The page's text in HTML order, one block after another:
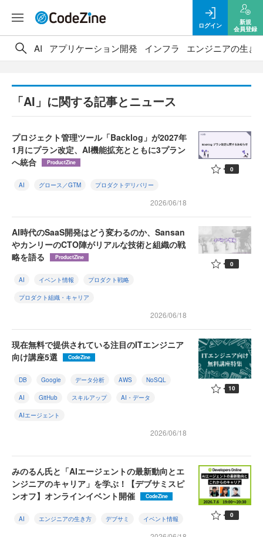
ログイン
新規
会員登録
AI アプリケーション開発 インフラ エンジニアの生き
「AI」に関する記事とニュース
プロジェクト管理ツール「Backlog」が2027年
1月にプラン改定、AI機能拡充とともに3プラン
へ統合
ProductZine
AI グロース／GTM プロダクトデリバリー
2026/06/18
0
AI時代のSaaS開発はどう変わるのか、Sansan
やカンリーのCTO陣がリアルな技術と組織の戦
略を語る
ProductZine
AI イベント情報 プロダクト戦略
プロダクト組織・キャリア
2026/06/18
0
現在無料で提供されている注目のITエンジニア
向け講座5選
CodeZine
DB Google データ分析 AWS NoSQL
AI GitHub スキルアップ AI・データ
AIエージェント
2026/06/18
10
みのるん氏と「AIエージェントの最新動向とエ
ンジニアのキャリア」を学ぶ！【デブサミスピ
ンオフ】オンラインイベント開催
CodeZine
AI エンジニアの生き方 デブサミ イベント情報 0